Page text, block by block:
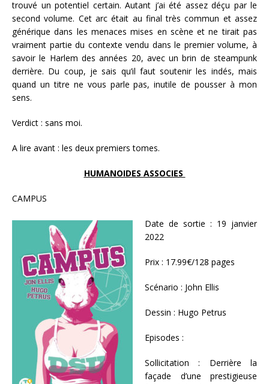
trouvé un potentiel certain. Autant j’ai été assez déçu par le
second volume. Cet arc était au final très commun et assez
générique dans les menaces mises en scène et ne tirait pas
vraiment partie du contexte vendu dans le premier volume, à
savoir le Harlem des années 20, avec un brin de steampunk
derrière. Du coup, je sais qu’il faut soutenir les indés, mais
quand un titre ne vous parle pas, inutile de pousser à mon
sens.
Verdict : sans moi.
A lire avant : les deux premiers tomes.
HUMANOIDES ASSOCIES
CAMPUS
Date de sortie : 19 janvier
2022
Prix : 17.99€/128 pages
Scénario : John Ellis
Dessin : Hugo Petrus
Episodes :
Sollicitation : Derrière la
façade d’une prestigieuse